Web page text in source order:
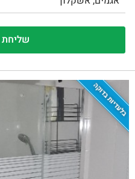
בלעדיות בדוקה